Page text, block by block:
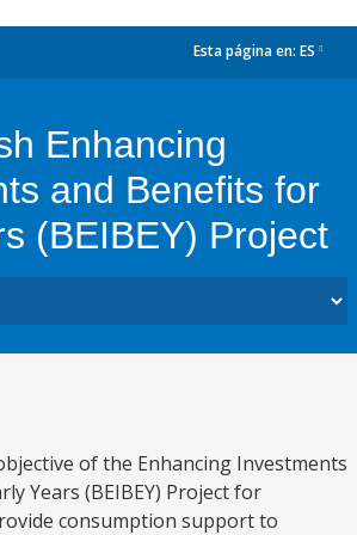
Esta página en: ES
Enhancing
and Benefits for
(BEIBEY) Project
of the Enhancing Investments
Years (BEIBEY) Project for
consumption support to